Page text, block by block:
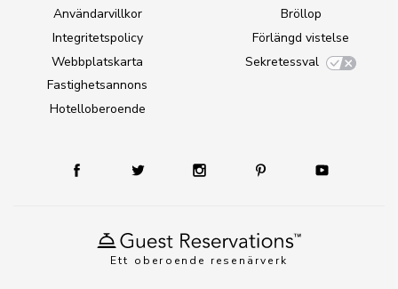
Ett oberoende resenärverk
Användarvillkor
Integritetspolicy
Webbplatskarta
Fastighetsannons
Hotelloberoende
Bröllop
Förlängd vistelse
Sekretessval